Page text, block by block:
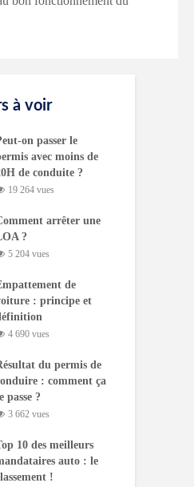
à voir
on passer le
avec moins de
de conduite ?
19 264 vues
arrêter une
?
5 204 vues
de
: principe et
4 690 vues
du permis de
: comment ça
passe ?
3 662 vues
10 des meilleurs
auto : le
!